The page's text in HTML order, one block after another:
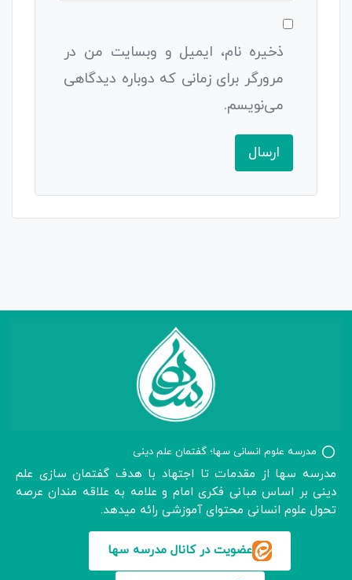
ذخیره نام، ایمیل و وبسایت من در
مرورگر برای زمانی که دوباره دیدگاهی
می‌نویسم.
مدرسه علوم انسانی سها؛ گفتمان علم دینی
مدرسه سها از مقدمات تا اجتهاد با هدف گفتمان سازی علم
دینی بر اساس مبانی فکری امام و علامه به علاقه مندان عرصه
تحول علوم انسانی محتوای آموزشی رائه میدهد.
عضویت در کانال مدرسه سها